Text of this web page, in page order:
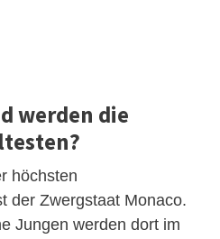
werden die
höchsten
der Zwergstaat Monaco.
Jungen werden dort im